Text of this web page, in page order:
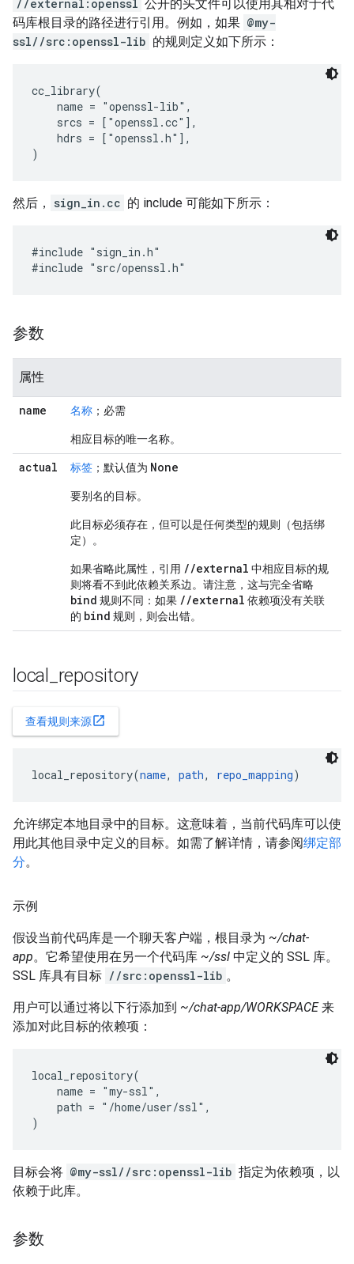
//external:openssl 公开的头文件可以使用其相对于代
码库根目录的路径进行引用。例如，如果 @my-
ssl//src:openssl-lib 的规则定义如下所示：
cc_library(
    name = "openssl-lib",
    srcs = ["openssl.cc"],
    hdrs = ["openssl.h"],
然后， sign_in.cc 的 include 可能如下所示：
#include "sign_in.h"
参数
属性
name 名称 ；必需
相应目标的唯一名称。
actual 标签 ；默认值为 None
要别名的目标。
此目标必须存在，但可以是任何类型的规则（包括绑
定）。
如果省略此属性，引用 //external 中相应目标的规
则将看不到此依赖关系边。请注意，这与完全省略
bind 规则不同：如果 //external 依赖项没有关联
的 bind 规则，则会出错。
local repository
查看规则来源open_in_new
local_repository(name, path, repo_mapping)
允许绑定本地目录中的目标。这意味着，当前代码库可以使
用此其他目录中定义的目标。如需了解详情，请参阅绑定部
分。
示例
假设当前代码库是一个聊天客户端，根目录为 ~/chat-
app。它希望使用在另一个代码库 ~/ssl 中定义的 SSL 库。
SSL 库具有目标 //src:openssl-lib 。
用户可以通过将以下行添加到 ~/chat-app/WORKSPACE来
添加对此目标的依赖项：
local_repository(
    name = "my-ssl",
    path = "/home/user/ssl",
目标会将 @my-ssl//src:openssl-lib 指定为依赖项，以
依赖于此库。
参数